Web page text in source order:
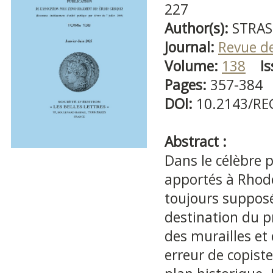
227
Author(s):
Journal: Revue
Volume: 138
Pages: 357-384
DOI: 10.2143/
Abstract :
Dans le célèbre
apportés à
toujours
destination du
des murailles et
erreur de